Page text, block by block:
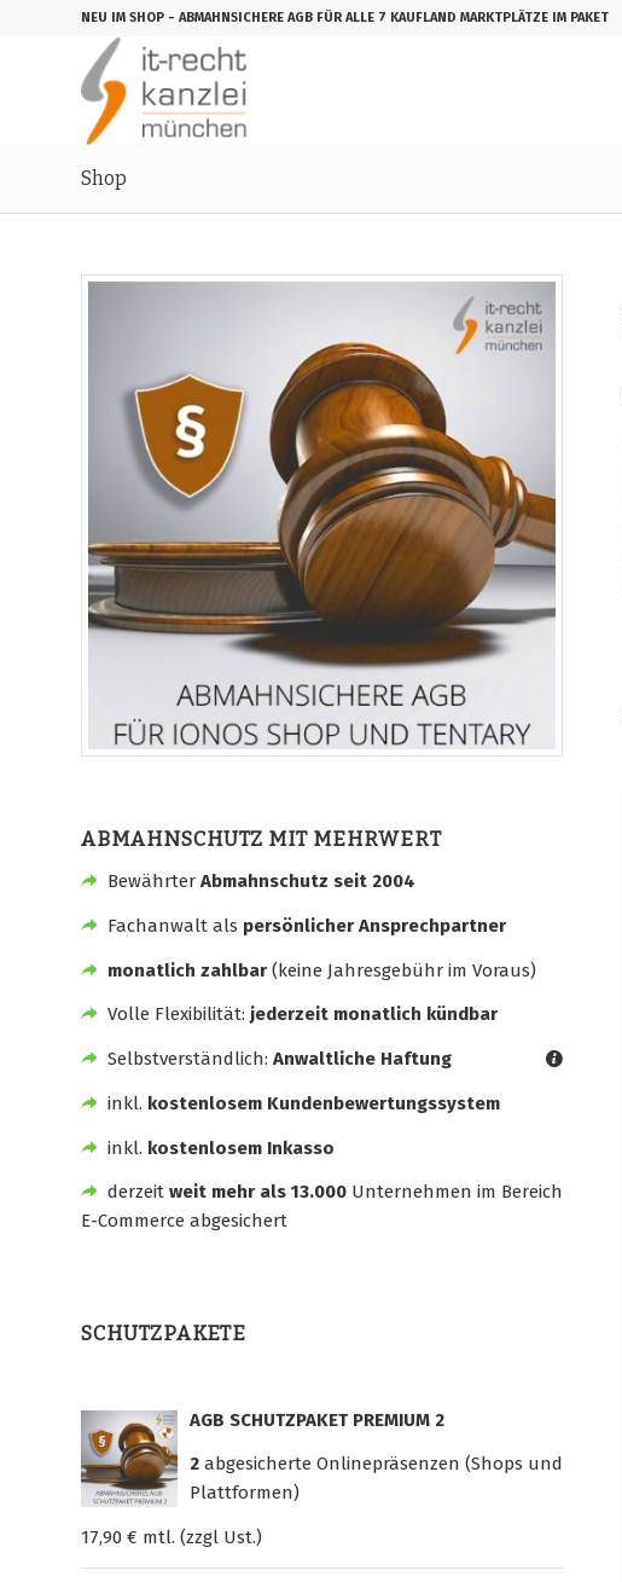
NEU IM SHOP - ABMAHNSICHERE AGB FÜR ALLE 7 KAUFLAND MARKTPLÄTZE IM PAKET
Shop
ABMAHNSCHUTZ MIT MEHRWERT
BewährterAbmahnschutz seit 2004
Fachanwalt als persönlicher Ansprechpartner
monatlich zahlbar(keine Jahresgebühr im Voraus)
Volle Flexibilität: jederzeit monatlich kündbar
Selbstverständlich: Anwaltliche Haftung
inkl. kostenlosem Kundenbewertungssystem
inkl. kostenlosem Inkasso
derzeit weit mehr als 13.000Unternehmen im Bereich
E-Commerce abgesichert
SCHUTZPAKETE
AGB SCHUTZPAKET PREMIUM 2
2 abgesicherte Onlinepräsenzen (Shops und
Plattformen)
17,90 € mtl. (zzgl Ust.)